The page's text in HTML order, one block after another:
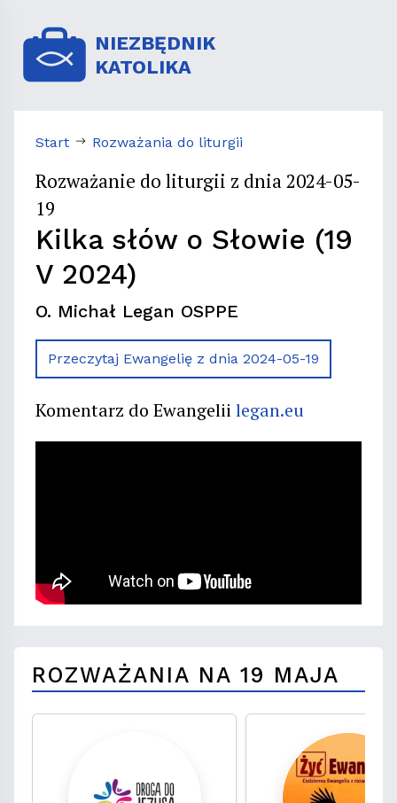
NIEZBĘDNIK
KATOLIKA
Start Rozważania do liturgii
Rozważanie do liturgii z dnia 2024-05-
19
Kilka słów o Słowie (19
V 2024)
O. Michał Legan OSPPE
Przeczytaj Ewangelię z dnia 2024-05-19
Komentarz do Ewangelii legan.eu
ROZWAŻANIA NA 19 MAJA